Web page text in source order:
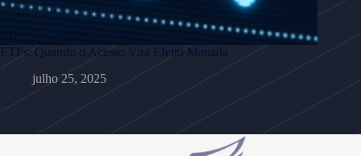
ETFs: Quando o Acesso Vira Efeito Manada
julho 25, 2025